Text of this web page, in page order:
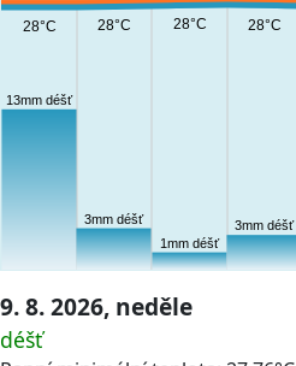
28°C
13mm déšť
28°C
3mm déšť
28°C
1mm déšť
28°C
3mm déšť
9. 8. 2026, neděle
déšť